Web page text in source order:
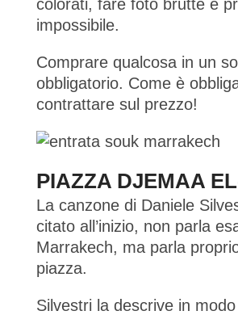
colorati, fare foto brutte è
impossibile.
Comprare qualcosa in un
obbligatorio. Come è
contrattare sul prezzo!
PIAZZA DJEMAA
La canzone di Daniele
citato all’inizio, non parla
Marrakech, ma parla
piazza.
Silvestri la descrive in modo